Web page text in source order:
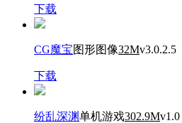
下载
CG魔宝图形图像32Mv3.0.2.5
下载
纷乱深渊单机游戏302.9Mv1.0